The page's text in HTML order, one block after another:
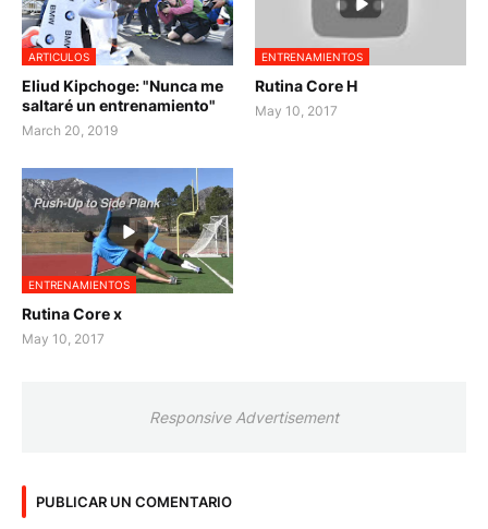
ARTICULOS
Eliud Kipchoge: "Nunca me
saltaré un entrenamiento"
March 20, 2019
ENTRENAMIENTOS
Rutina Core H
May 10, 2017
ENTRENAMIENTOS
Rutina Core x
May 10, 2017
Responsive Advertisement
PUBLICAR UN COMENTARIO